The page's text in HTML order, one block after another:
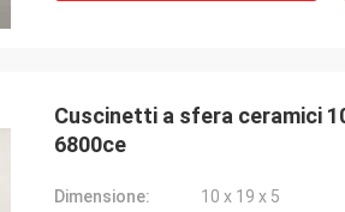
Cuscinetti a sfera ceramici
6800ce
Dimensione:
10 x 19 x 5